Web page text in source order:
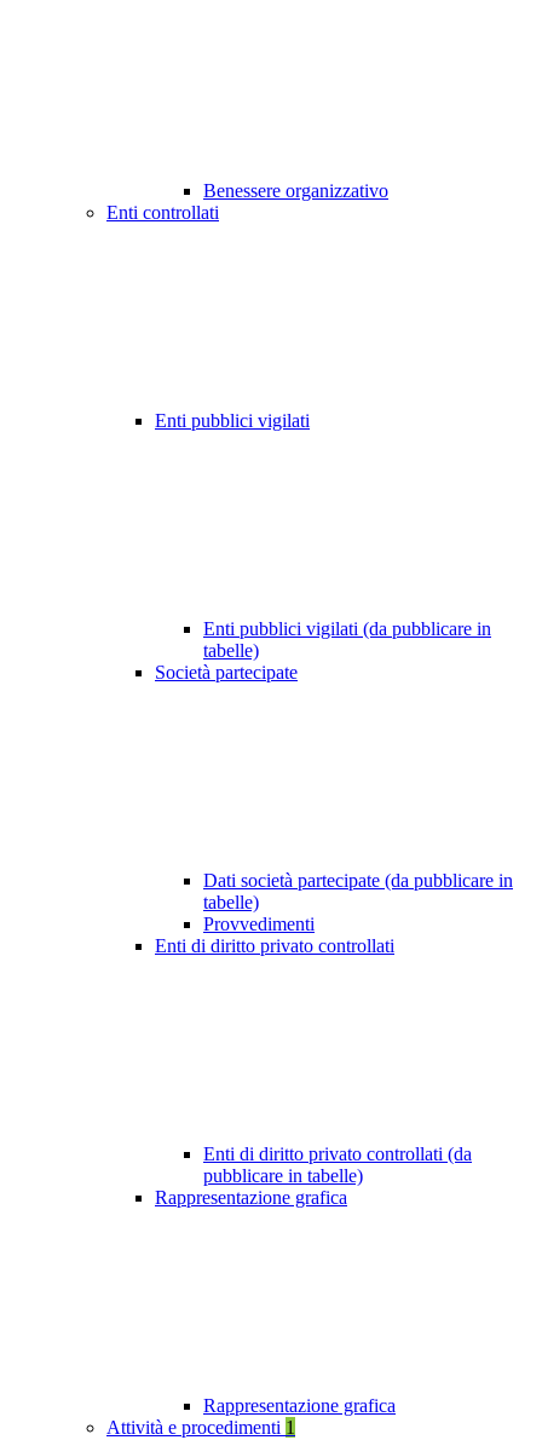
Benessere organizzativo
Enti controllati
Enti pubblici vigilati
Enti pubblici vigilati (da pubblicare in
tabelle)
Società partecipate
Dati società partecipate (da pubblicare in
tabelle)
Provvedimenti
Enti di diritto privato controllati
Enti di diritto privato controllati (da
pubblicare in tabelle)
Rappresentazione grafica
Rappresentazione grafica
Attività e procedimenti 1